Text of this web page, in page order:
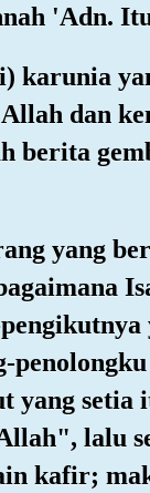
'Adn.
karunia
dan
berita
yang
yang
lalu
kafir;